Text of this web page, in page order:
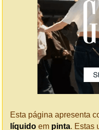
Esta página apresenta
líquido em pinta. Estas